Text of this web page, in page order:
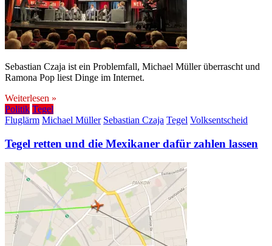
Sebastian Czaja ist ein Problemfall, Michael Müller überrascht und
Ramona Pop liest Dinge im Internet.
Weiterlesen »
Politik Tegel
Fluglärm Michael Müller Sebastian Czaja Tegel Volksentscheid
Tegel retten und die Mexikaner dafür zahlen lassen